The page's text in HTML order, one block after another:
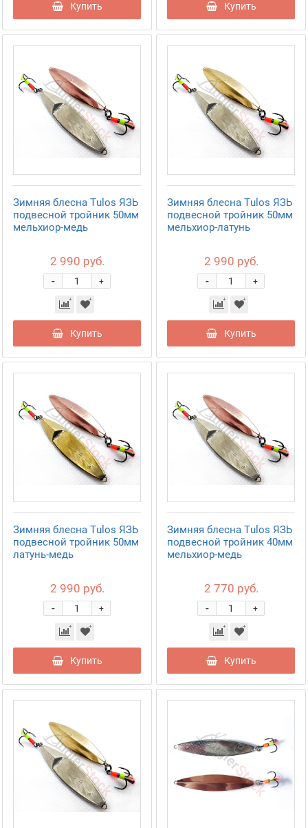
Купить Купить
Зимняя блесна Tulos ЯЗЬ
подвесной тройник 50мм
мельхиор-медь
2 990 руб.
+
-
Купить
Зимняя блесна Tulos ЯЗЬ
подвесной тройник 50мм
мельхиор-латунь
2 990 руб.
+
-
Купить
Зимняя блесна Tulos ЯЗЬ
подвесной тройник 50мм
латунь-медь
2 990 руб.
+
-
Купить
Зимняя блесна Tulos ЯЗЬ
подвесной тройник 40мм
мельхиор-медь
2 770 руб.
+
-
Купить